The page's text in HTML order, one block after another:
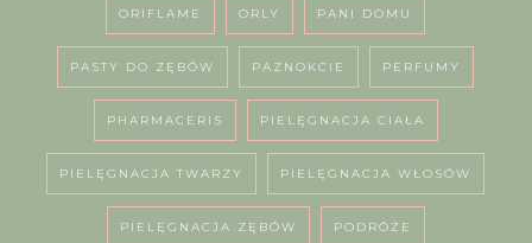
ORIFLAME ORLY PANI DOMU
PASTY DO ZĘBÓW PAZNOKCIE PERFUMY
PHARMACERIS PIELĘGNACJA CIAŁA
PIELĘGNACJA TWARZY PIELĘGNACJA WŁOSÓW
PIELĘGNACJA ZĘBÓW PODRÓŻE